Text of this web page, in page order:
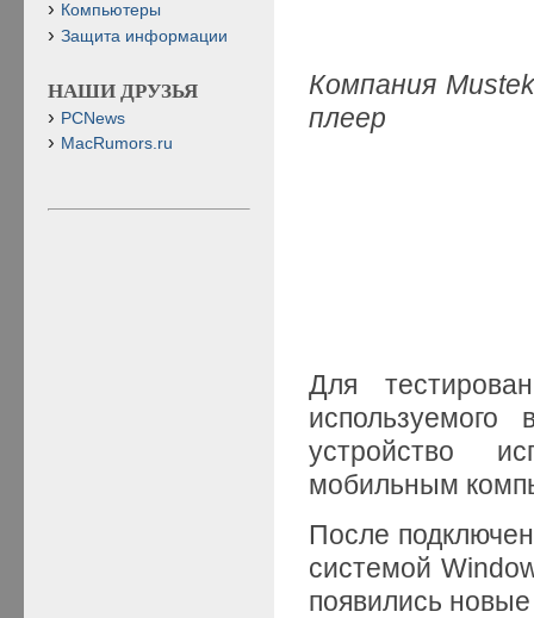
Компания
плеер
Для
используемого
устройство
мобильным
После
системой
появились
Компьютеры
Защита информации
НАШИ ДРУЗЬЯ
PCNews
MacRumors.ru